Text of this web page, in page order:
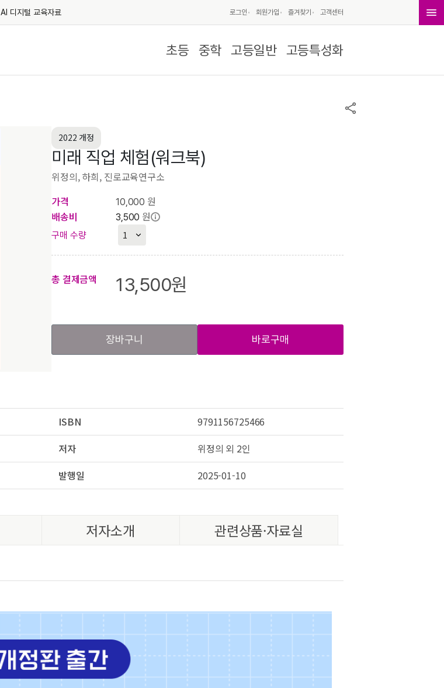
AI 디지털 교육자료 로그인 회원가입 즐겨찾기 고객센터
초등 중학 고등일반 고등특성화
2022 개정
미래 직업 체험(워크북)
위정의, 하희, 진로교육연구소
가격
10,000 원
배송비
3,500 원
구매 수량
총 결제금액 13,500원
장바구니 바로구매
ISBN
9791156725466
저자
위정의 외 2인
발행일 2025-01-10
저자소개 관련상품·자료실